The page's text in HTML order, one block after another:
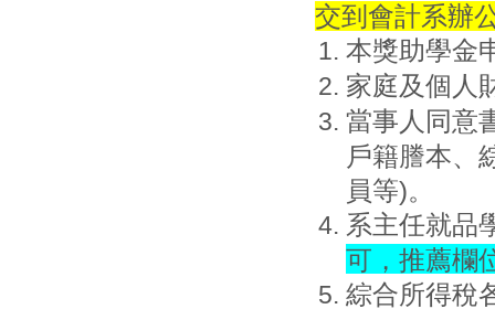
交到會計系辦
本獎助學金
家庭及個人
當事人同意
戶籍謄本、
員等)。
系主任就品
可，推薦欄
綜合所得稅